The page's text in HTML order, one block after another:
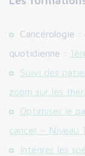
Cancérologie
quotidienne :
Suivi des
zoom sur les
Optimiser le
cancer – Niveau 1
Intégrer les